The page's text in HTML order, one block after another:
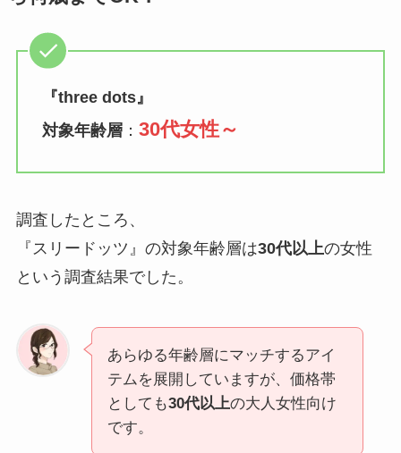
『three dots』
対象年齢層： 30代女性～
調査したところ、
『スリードッツ』の対象年齢層は30代以上の女性
という調査結果でした。
あらゆる年齢層にマッチするアイ
テムを展開していますが、価格帯
としても30代以上の大人女性向け
です。